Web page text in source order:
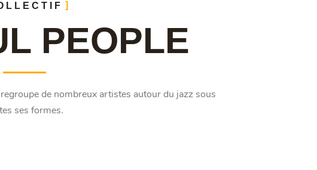
PEOPLE
de nombreux artistes autour du jazz sous
ses formes.